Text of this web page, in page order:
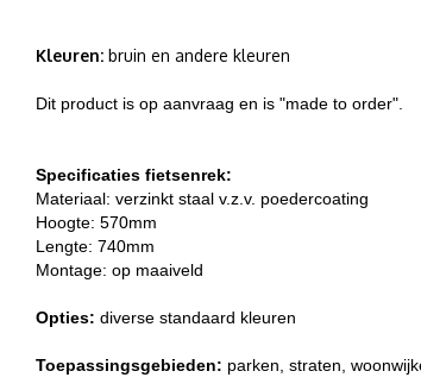
Kleuren: bruin en andere kleuren
Dit product is op aanvraag en is "made to order".
Specificaties fietsenrek:
Materiaal: verzinkt staal v.z.v. poedercoating
Hoogte: 570mm
Lengte: 740mm
Montage: op maaiveld
Opties: diverse standaard kleuren
Toepassingsgebieden: parken, straten,